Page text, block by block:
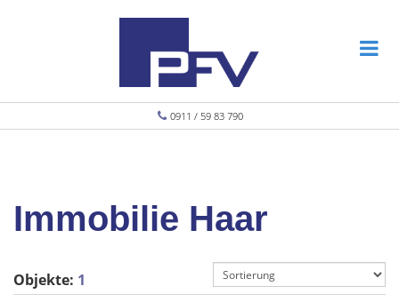
0911 / 59 83 790
Immobilie Haar
Objekte: 1